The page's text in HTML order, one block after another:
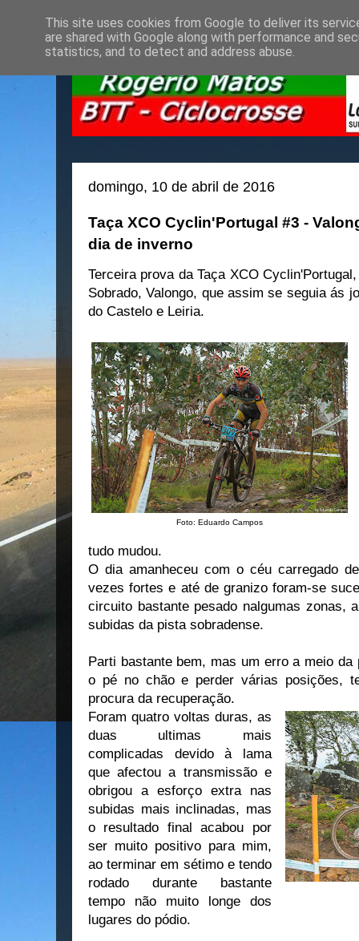
domingo, 10 de abril de 2016
Taça XCO Cyclin'Portugal #3 -
dia de inverno
Terceira prova da Taça XCO
Sobrado, Valongo, que assim se seguia ás
do Castelo e Leiria.
Foto: Eduardo Campos
tudo mudou.
O dia amanheceu com o céu carregado
vezes fortes e até de granizo foram-se
circuito bastante pesado nalgumas zonas,
subidas da pista sobradense.
Parti bastante bem, mas um erro a meio
o pé no chão e perder várias posições,
procura da recuperação.
Foram quatro voltas duras, as
duas ultimas mais
complicadas devido à lama
que afectou a transmissão e
obrigou a esforço extra nas
subidas mais inclinadas, mas
o resultado final acabou por
ser muito positivo para mim,
ao terminar em sétimo e tendo
rodado durante bastante
tempo não muito longe dos
lugares do pódio.
This site uses cookies from Google to deliver its
are shared with Google along with performance and
statistics, and to detect and address abuse.